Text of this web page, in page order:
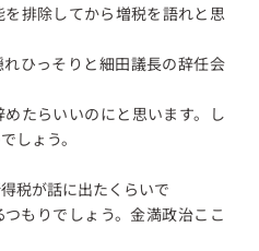
排除してから増税を語れと思
ひっそりと細田議長の辞任会
たらいいのにと思います。し
しょう。
税が話に出たくらいで
もりでしょう。金満政治ここ